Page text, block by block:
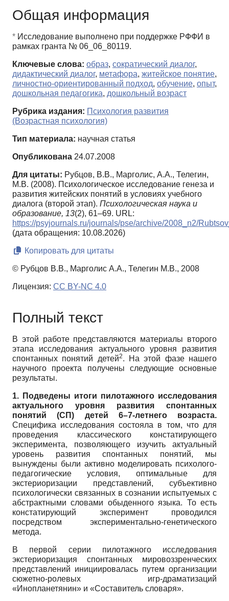
Общая информация
* Исследование выполнено при поддержке РФФИ в
рамках гранта № 06_06_80119.
Ключевые слова: образ, сократический диалог,
дидактический диалог, метафора, житейское понятие,
личностно-ориентированный подход, обучение, опыт,
дошкольная педагогика, дошкольный возраст
Рубрика издания: Психология развития
(Возрастная психология)
Тип материала: научная статья
Опубликована 24.07.2008
Для цитаты: Рубцов, В.В., Марголис, А.А., Телегин,
М.В. (2008). Психологическое исследование генеза и
развития житейских понятий в условиях учебного
диалога (второй этап). Психологическая наука и
образование, 13(2), 61–69. URL:
https://psyjournals.ru/journals/pse/archive/2008_n2/
(дата обращения: 10.08.2026)
Копировать для цитаты
© Рубцов В.В., Марголис А.А., Телегин М.В., 2008
Лицензия: CC BY-NC 4.0
Полный текст
В этой работе представляются материалы второго
этапа исследования актуального уровня развития
спонтанных понятий детей2. На этой фазе нашего
научного проекта получены следующие основные
результаты.
1. Подведены итоги пилотажного исследования
актуального уровня развития спонтанных
понятий (СП) детей 6–7-летнего возраста.
Специфика исследования состояла в том, что для
проведения классического констатирующего
эксперимента, позволяющего изучить актуальный
уровень развития спонтанных понятий, мы
вынуждены были активно моделировать психолого-
педагогические условия, оптимальные для
экстериоризации представлений, субъективно
психологически связанных в сознании испытуемых с
абстрактными словами обыденного языка. То есть
констатирующий эксперимент проводился
посредством экспериментально-генетического
метода.
В первой серии пилотажного исследования
экстериоризация спонтанных мировоззренческих
представлений инициировалась путем организации
сюжетно-ролевых игр-драматизаций
«Инопланетянин» и «Составитель словаря».